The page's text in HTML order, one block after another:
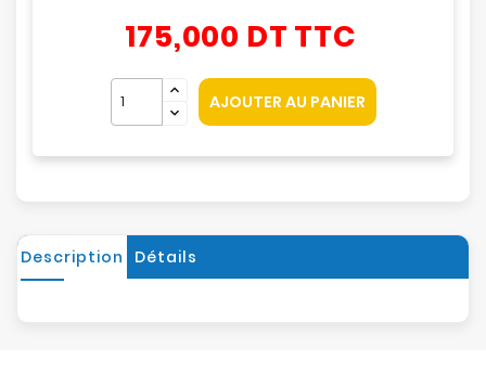
175,000 DT TTC
AJOUTER AU PANIER
Description Détails